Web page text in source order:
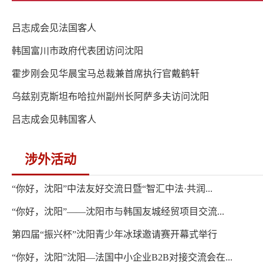
吕志成会见法国客人
韩国富川市政府代表团访问沈阳
霍步刚会见华晨宝马总裁兼首席执行官戴鹤轩
乌兹别克斯坦布哈拉州副州长阿萨多夫访问沈阳
吕志成会见韩国客人
涉外活动
“你好，沈阳”中法友好交流日暨“智汇中法·共润...
“你好，沈阳”——沈阳市与韩国友城经贸项目交流...
第四届“振兴杯”沈阳青少年冰球邀请赛开幕式举行
“你好，沈阳”沈阳—法国中小企业B2B对接交流会在...